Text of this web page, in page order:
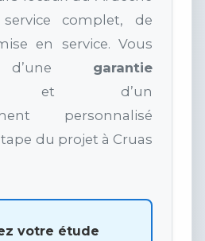
complet, de
en service. Vous
d’une garantie
d’un
personnalisé
du projet à Cruas
votre étude